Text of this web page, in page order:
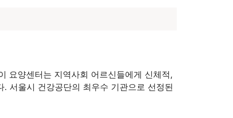
요양센터는 지역사회 어르신들에게 신체적,
서울시 건강공단의 최우수 기관으로 선정된